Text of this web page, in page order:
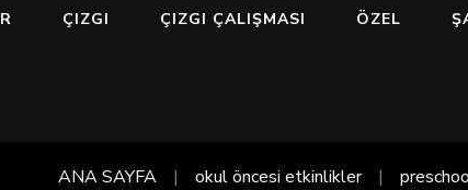
ÇIZGI ÇIZGI ÇALIŞMASI ÖZEL
ANA SAYFA okul öncesi etkinlikler